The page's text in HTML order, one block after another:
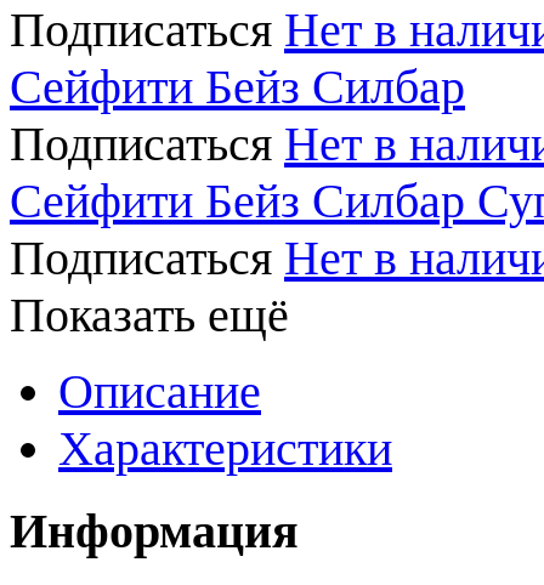
Подписаться Нет в
Сейфити Бейз Силбар
Подписаться Нет в
Сейфити Бейз Силбар
Подписаться Нет в
Показать ещё
Описание
Характеристики
Информация